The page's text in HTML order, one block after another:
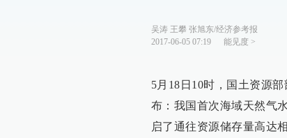
吴涛 王攀 张旭东/经济参考报
2017-06-05 07:19
能见度>
5月18日10时，国土资源
布：我国首次海域天然气
启了通往资源储存量高达